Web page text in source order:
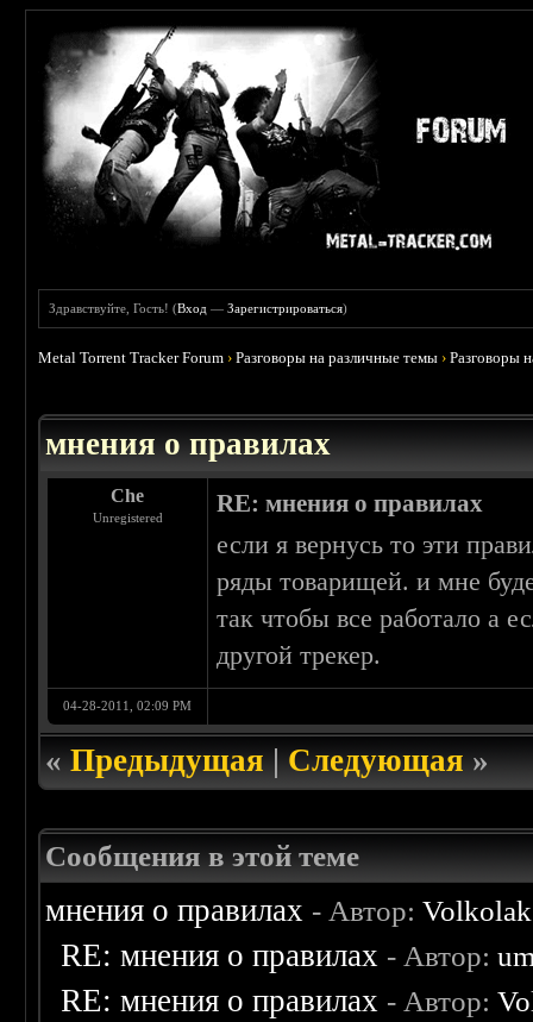
Здравствуйте, Гость! (Вход —Зарегистрироваться)
Metal Torrent Tracker Forum ›Разговоры на различные темы ›Разговоры
мнения о правилах
Che
Unregistered
RE: мнения о правилах
если я вернусь то эти
ряды товарищей. и мне
так чтобы все работало а
другой трекер.
04-28-2011, 02:09 PM
«Предыдущая|Следующая»
Сообщения в этой теме
мнения о правилах - Автор:Volkolak
RE: мнения о правилах - Автор:
RE: мнения о правилах - Автор: